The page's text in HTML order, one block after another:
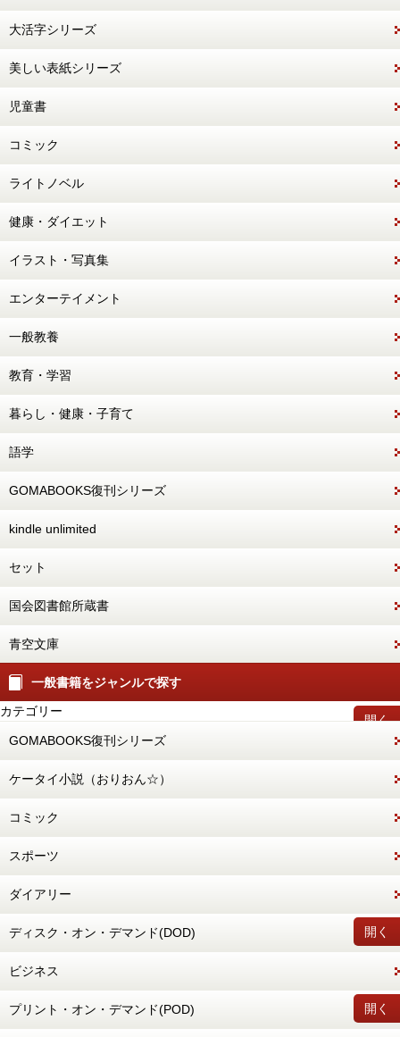
大活字シリーズ
美しい表紙シリーズ
児童書
コミック
ライトノベル
健康・ダイエット
イラスト・写真集
エンターテイメント
一般教養
教育・学習
暮らし・健康・子育て
語学
GOMABOOKS復刊シリーズ
kindle unlimited
セット
国会図書館所蔵書
青空文庫
一般書籍をジャンルで探す
開く
カテゴリー
GOMABOOKS復刊シリーズ
ケータイ小説（おりおん☆）
コミック
スポーツ
ダイアリー
開く
ディスク・オン・デマンド(DOD)
ビジネス
開く
プリント・オン・デマンド(POD)